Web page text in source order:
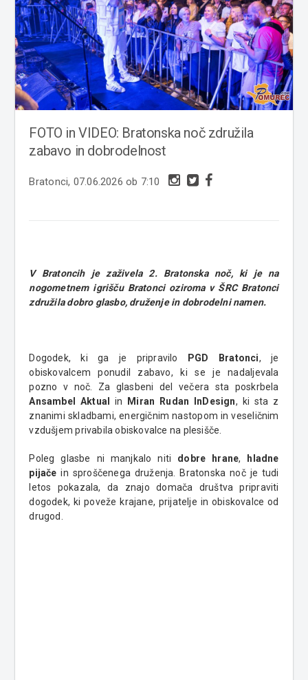
FOTO in VIDEO: Bratonska noč združila
zabavo in dobrodelnost
Bratonci, 07.06.2026 ob 7:10
V Bratoncih je zaživela 2. Bratonska noč, ki je na
nogometnem igrišču Bratonci oziroma v ŠRC Bratonci
združila dobro glasbo, druženje in dobrodelni namen.
Dogodek, ki ga je pripravilo PGD Bratonci, je
obiskovalcem ponudil zabavo, ki se je nadaljevala
pozno v noč. Za glasbeni del večera sta poskrbela
Ansambel Aktual
in Miran Rudan InDesign, ki sta z
znanimi skladbami, energičnim nastopom in veseličnim
vzdušjem privabila obiskovalce na plesišče.
Poleg glasbe ni manjkalo niti dobre hrane,
hladne
pijače in sproščenega druženja. Bratonska noč je tudi
letos pokazala, da znajo domača društva pripraviti
dogodek, ki poveže krajane, prijatelje in obiskovalce od
drugod.